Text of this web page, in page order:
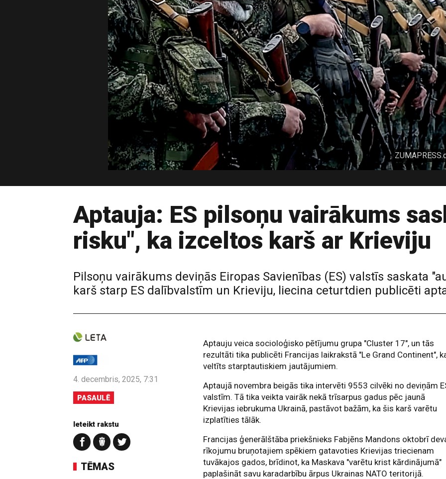
Aptauja: ES pilsoņu vairākums
risku", ka izceltos karš ar Krieviju
Pilsoņu vairākums deviņās Eiropas Savienības (ES) valstīs saskata
karš starp ES dalībvalstīm un Krieviju, liecina ceturtdien publicēti
4. decembris, 2025, 7:31
PASAULĒ
Ieteikt rakstu
TĒMAS
Aptauju veica socioloģisko pētījumu grupa "Cluster 17", un tās
rezultāti tika publicēti Francijas laikrakstā "Le Grand Continent",
veltīts starptautiskiem jautājumiem.
Aptaujā novembra beigās tika intervēti 9553 cilvēki no deviņām
valstīm. Tā tika veikta vairāk nekā trīsarpus gadus pēc jaunā
Krievijas iebrukuma Ukrainā, pastāvot bažām, ka šis karš varētu
izplatīties tālāk.
Francijas ģenerālštāba priekšnieks Fabjēns Mandons oktobrī
rīkojumu bruņotajiem spēkiem gatavoties Krievijas triecienam
tuvākajos gados, brīdinot, ka Maskava "varētu krist kārdinājumā"
paplašināt savu karadarbību ārpus Ukrainas NATO teritorijā.